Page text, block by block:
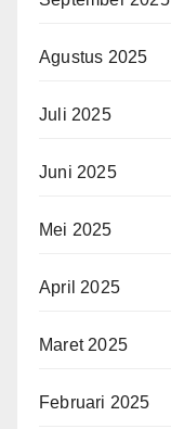
Agustus 2025
Juli 2025
Juni 2025
Mei 2025
April 2025
Maret 2025
Februari 2025